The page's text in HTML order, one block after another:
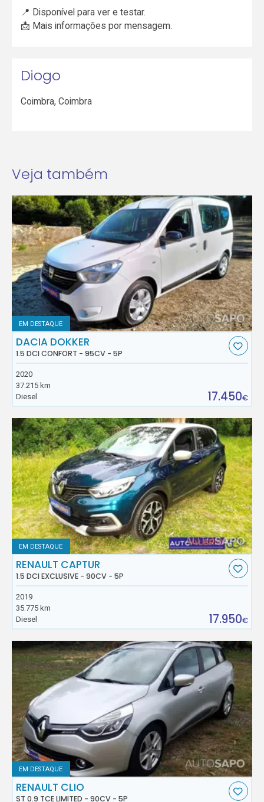
📍 Disponível para ver e testar.
📩 Mais informações por mensagem.
Diogo
Coimbra,Coimbra
Veja também
EM DESTAQUE
DACIA DOKKER
1.5 DCI CONFORT - 95CV - 5P
2020
37.215 km
Diesel
17.450€
EM DESTAQUE
RENAULT CAPTUR
1.5 DCI EXCLUSIVE - 90CV - 5P
2019
35.775 km
Diesel
17.950€
EM DESTAQUE
RENAULT CLIO
ST 0.9 TCE LIMITED - 90CV - 5P